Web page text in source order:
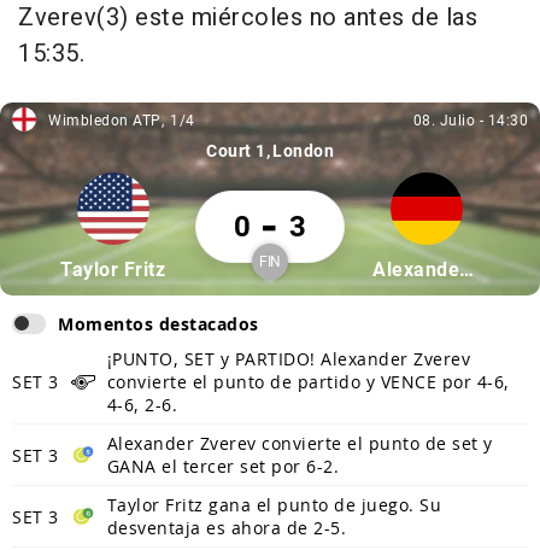
Zverev(3) este miércoles no antes de las
15:35.
Wimbledon ATP, 1/4
Wimbledon ATP 1/4 08. Julio, 14:30
08. Julio - 14:30
Court 1 London
Partícipe: Taylor Fritz
Taylor Fritz
Taylor Fritz 0 Alexander Zverev 3
0 - 3
Finalizado
FIN Partícipe:
Alexander Zverev
Momentos destacados
SET 3
¡PUNTO, SET y PARTIDO! Alexander Zverev
convierte el punto de partido y VENCE por 4-6,
4-6, 2-6.
SET 3
Alexander Zverev convierte el punto de set y
GANA el tercer set por 6-2.
SET 3
Taylor Fritz gana el punto de juego. Su
desventaja es ahora de 2-5.